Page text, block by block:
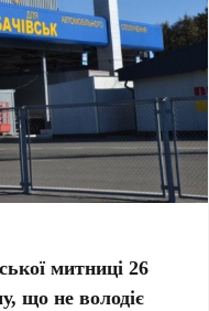
митниці 26
що не володіє